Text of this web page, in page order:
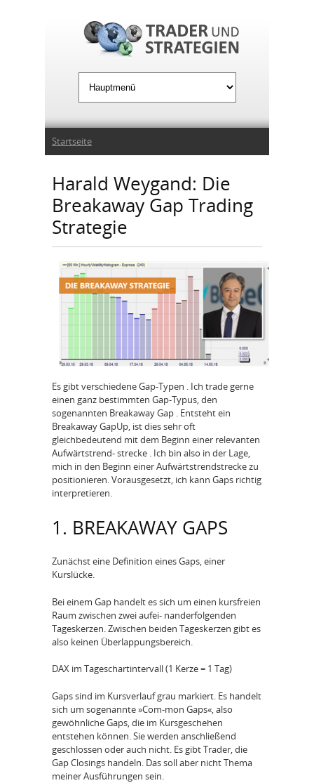
Sie sind hier
Startseite
Harald Weygand: Die
Breakaway Gap Trading
Strategie
Es gibt verschiedene Gap‑Typen . Ich trade gerne
einen ganz bestimmten Gap‑Typus, den
sogenannten Breakaway Gap . Entsteht ein
Breakaway GapUp, ist dies sehr oft
gleichbedeutend mit dem Beginn einer relevanten
Aufwärtstrend‑ strecke . Ich bin also in der Lage,
mich in den Beginn einer Aufwärtstrendstrecke zu
positionieren. Vorausgesetzt, ich kann Gaps richtig
interpretieren.
1. BREAKAWAY GAPS
Zunächst eine Definition eines Gaps, einer
Kurslücke.
Bei einem Gap handelt es sich um einen kursfreien
Raum zwischen zwei aufei‑ nanderfolgenden
Tageskerzen. Zwischen beiden Tageskerzen gibt es
also keinen Überlappungsbereich.
DAX im Tageschartintervall (1 Kerze = 1 Tag)
Gaps sind im Kursverlauf grau markiert. Es handelt
sich um sogenannte »Com‑mon Gaps«, also
gewöhnliche Gaps, die im Kursgeschehen
entstehen können. Sie werden anschließend
geschlossen oder auch nicht. Es gibt Trader, die
Gap Closings handeln. Das soll aber nicht Thema
meiner Ausführungen sein.